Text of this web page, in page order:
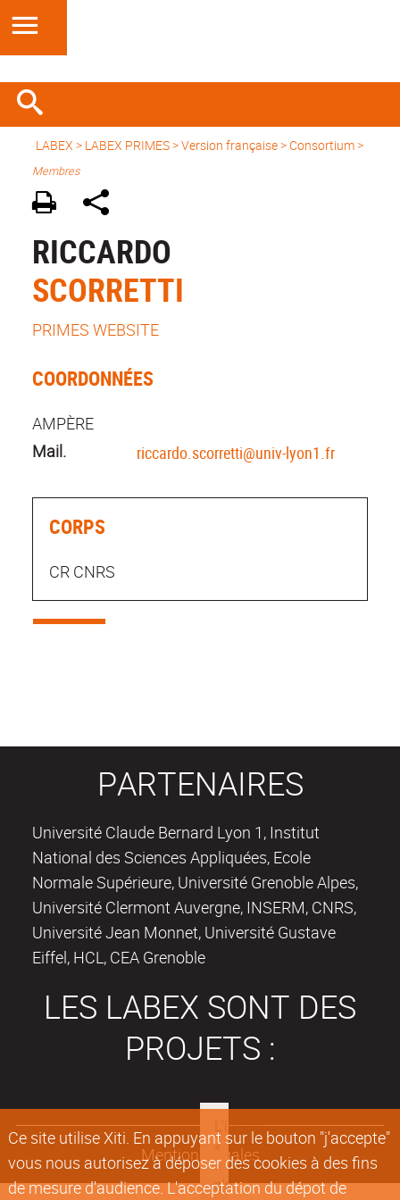
Ce site utilise Xiti. En appuyant sur le bouton "j'accepte"
vous nous autorisez à déposer des cookies à des fins
de mesure d'audience. L'acceptation du dépot de
LABEX > LABEX PRIMES>Version française> Consortium >
Membres
RICCARDO
SCORRETTI
PRIMES WEBSITE
COORDONNÉES
AMPÈRE
Mail.
riccardo.scorretti@univ-lyon1.fr
CORPS
CR CNRS
PARTENAIRES
Université Claude Bernard Lyon 1, Institut
National des Sciences Appliquées, Ecole
Normale Supérieure, Université Grenoble Alpes,
Université Clermont Auvergne, INSERM, CNRS,
Université Jean Monnet, Université Gustave
Eiffel, HCL, CEA Grenoble
LES LABEX SONT DES
PROJETS :
Mentions légales